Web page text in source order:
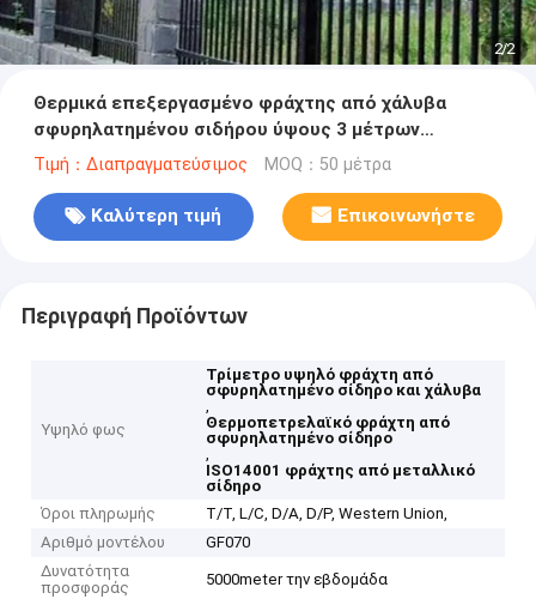
2/2
Θερμικά επεξεργασμένο φράχτης από χάλυβα
σφυρηλατημένου σιδήρου ύψους 3 μέτρων
ISO14001
Τιμή：Διαπραγματεύσιμος MOQ：50 μέτρα
Καλύτερη τιμή Επικοινωνήστε
Περιγραφή Προϊόντων
Υψηλό φως
Τρίμετρο υψηλό φράχτη από
σφυρηλατημένο σίδηρο και χάλυβα
,
Θερμοπετρελαϊκό φράχτη από
σφυρηλατημένο σίδηρο
,
ISO14001 φράχτης από μεταλλικό
σίδηρο
Όροι πληρωμής
T/T, L/C, D/A, D/P, Western Union,
Αριθμό μοντέλου
GF070
Δυνατότητα
προσφοράς
5000meter την εβδομάδα